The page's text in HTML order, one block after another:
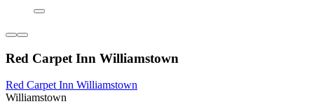
Red Carpet Inn Williamstown
Red Carpet Inn Williamstown
Williamstown